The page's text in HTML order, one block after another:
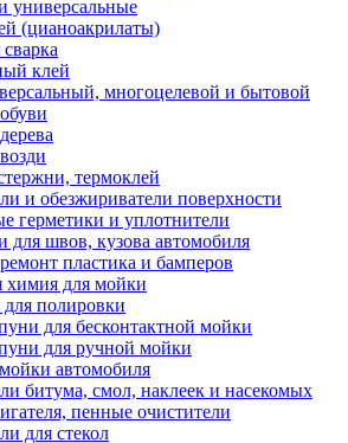
универсальные
(цианоакрилаты)
клей
многоцелевой и бытовой
термоклей
и обезжириватели поверхности
герметики и уплотнители
для швов, кузова автомобиля
пластика и бамперов
химия для мойки
полировки
для бесконтактной мойки
для ручной мойки
автомобиля
битума, смол, наклеек и насекомых
пенные очистители
для стекол